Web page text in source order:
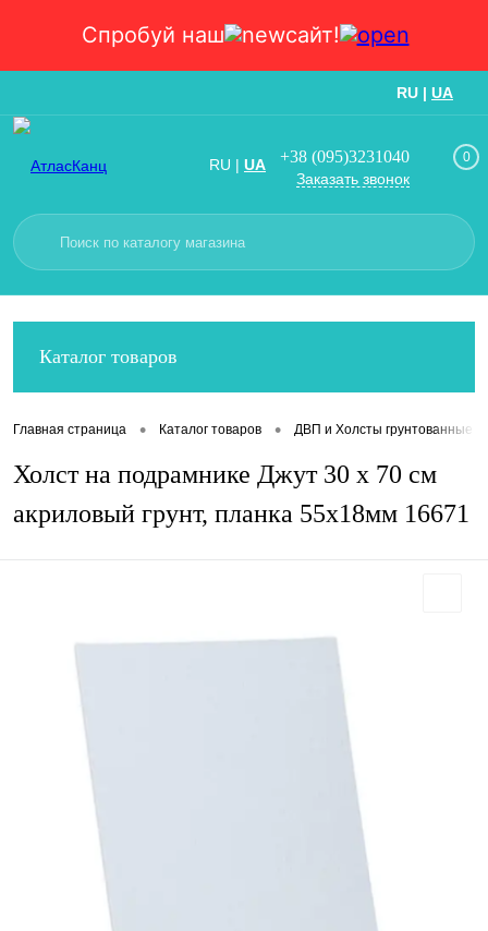
Спробуй наш сайт!
RU | UA
RU | UA +38 (095)3231040
Заказать звонок
0
Каталог товаров
Главная страница • Каталог товаров • ДВП и Холсты грунтованные
Холст на подрамнике Джут 30 х 70 см
акриловый грунт, планка 55х18мм 16671